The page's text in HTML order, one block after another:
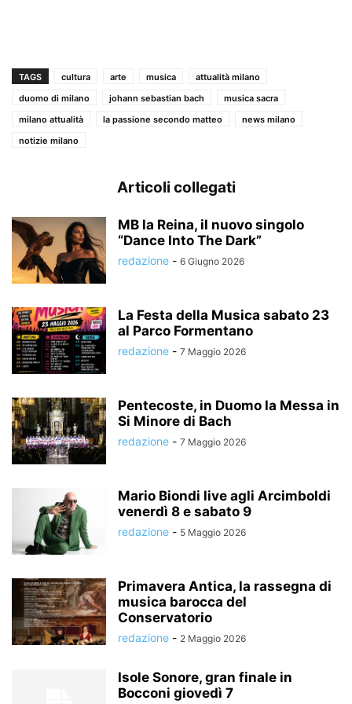
TAGS cultura arte musica
attualità milano
duomo di milano
johann sebastian bach
musica sacra
milano attualità
la passione secondo matteo
news milano
notizie milano
Articoli collegati
MB la Reina, il nuovo singolo
“Dance Into The Dark”
redazione - 6 Giugno 2026
La Festa della Musica sabato 23
al Parco Formentano
redazione - 7 Maggio 2026
Pentecoste, in Duomo la Messa in
Si Minore di Bach
redazione - 7 Maggio 2026
Mario Biondi live agli Arcimboldi
venerdì 8 e sabato 9
redazione - 5 Maggio 2026
Primavera Antica, la rassegna di
musica barocca del
Conservatorio
redazione - 2 Maggio 2026
Isole Sonore, gran finale in
Bocconi giovedì 7